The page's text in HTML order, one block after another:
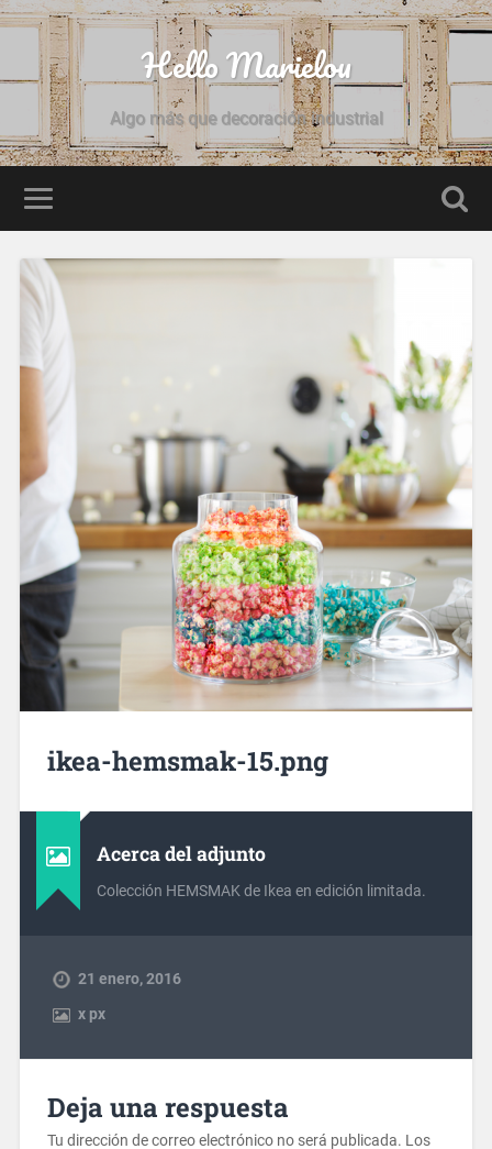
Hello Marielou
Algo más que decoración industrial
ikea-hemsmak-15.png
Acerca del adjunto
Colección HEMSMAK de Ikea en edición limitada.
21 enero, 2016
xpx
Deja una respuesta
Tu dirección de correo electrónico no será publicada. Los